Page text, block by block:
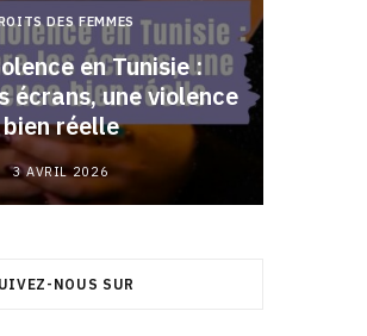
DES FEMMES
en Tunisie :
écrans, une violence
bien réelle
3 AVRIL 2026
NOUS SUR